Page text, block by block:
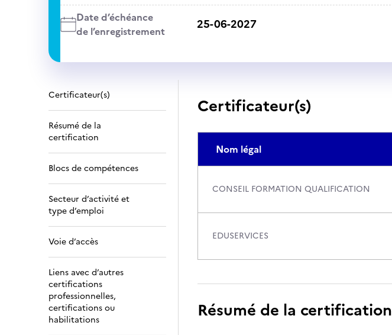
Date d’échéance
de l’enregistrement
25-06-2027
Certificateur(s)
Résumé de la
certification
Blocs de compétences
Secteur d’activité et
type d’emploi
Voie d’accès
Liens avec d’autres
certifications
professionnelles,
certifications ou
habilitations
Certificateur(s)
Nom légal
CONSEIL FORMATION QUALIFICATION
EDUSERVICES
Résumé de la certification